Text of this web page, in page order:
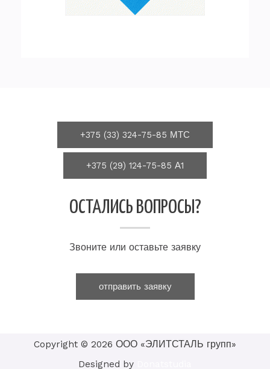
+375 (33) 324-75-85 МТС
+375 (29) 124-75-85 А1
ОСТАЛИСЬ ВОПРОСЫ?
Звоните или оставьте заявку
отправить заявку
Copyright © 2026 ООО «ЭЛИТСТАЛЬ групп»
Designed by